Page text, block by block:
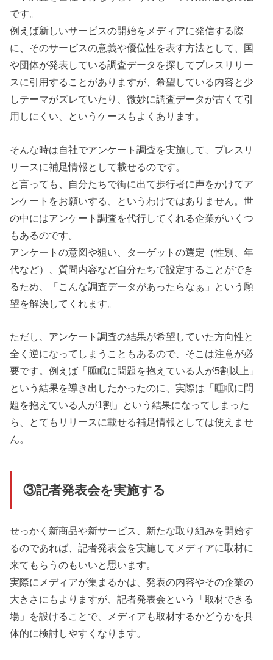
です。
例えば新しいサービスの開始をメディアに発信する際
に、そのサービスの意義や優位性を表す方法として、国
や団体が発表している調査データを探してプレスリリー
スに引用することがありますが、希望している内容と少
しテーマがズレていたり、微妙に調査データが古くて引
用しにくい、というケースもよくあります。
そんな時は自社でアンケート調査を実施して、プレスリ
リースに補足情報として載せるのです。
と言っても、自分たちで街に出て歩行者に声をかけてア
ンケートをお願いする、というわけではありません。世
の中にはアンケート調査を代行してくれる企業がいくつ
もあるのです。
アンケートの意図や狙い、ターゲットの選定（性別、年
代など）、質問内容など自分たちで設定することができ
るため、「こんな調査データがあったらなぁ」という願
望を解決してくれます。
ただし、アンケート調査の結果が希望していた方向性と
全く逆になってしまうこともあるので、そこは注意が必
要です。例えば「睡眠に問題を抱えている人が5割以上」
という結果を導き出したかったのに、実際は「睡眠に問
題を抱えている人が1割」という結果になってしまった
ら、とてもリリースに載せる補足情報としては使えませ
ん。
③記者発表会を実施する
せっかく新商品や新サービス、新たな取り組みを開始す
るのであれば、記者発表会を実施してメディアに取材に
来てもらうのもいいと思います。
実際にメディアが集まるかは、発表の内容やその企業の
大きさにもよりますが、記者発表会という「取材できる
場」を設けることで、メディアも取材するかどうかを具
体的に検討しやすくなります。